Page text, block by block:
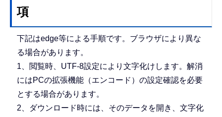
項
下記はedge等による手順です。ブラウザにより異な
る場合があります。
1、閲覧時、UTF-8設定により文字化けします。解消
にはPCの拡張機能（エンコード）の設定確認を必要
とする場合があります。
2、ダウンロード時には、そのデータを開き、文字化